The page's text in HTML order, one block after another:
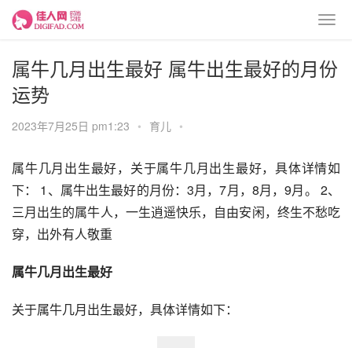
属牛几月出生最好 属牛出生最好的月份
运势
2023年7月25日 pm1:23 • 育儿 •
属牛几月出生最好，关于属牛几月出生最好，具体详情如
下： 1、属牛出生最好的月份：3月，7月，8月，9月。 2、
三月出生的属牛人，一生逍遥快乐，自由安闲，终生不愁吃
穿，出外有人敬重
属牛几月出生最好
关于属牛几月出生最好，具体详情如下：